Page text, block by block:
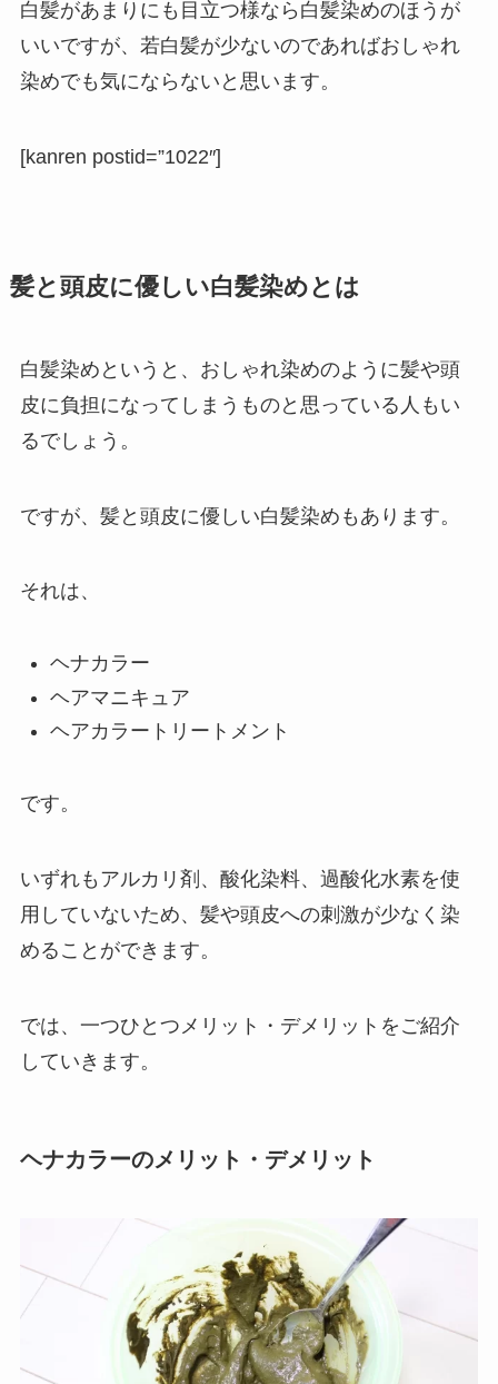
白髪があまりにも目立つ様なら白髪染めのほうが
いいですが、若白髪が少ないのであればおしゃれ
染めでも気にならないと思います。
[kanren postid=”1022″]
髪と頭皮に優しい白髪染めとは
白髪染めというと、おしゃれ染めのように髪や頭
皮に負担になってしまうものと思っている人もい
るでしょう。
ですが、髪と頭皮に優しい白髪染めもあります。
それは、
ヘナカラー
ヘアマニキュア
ヘアカラートリートメント
です。
いずれもアルカリ剤、酸化染料、過酸化水素を使
用していないため、髪や頭皮への刺激が少なく染
めることができます。
では、一つひとつメリット・デメリットをご紹介
していきます。
ヘナカラーのメリット・デメリット